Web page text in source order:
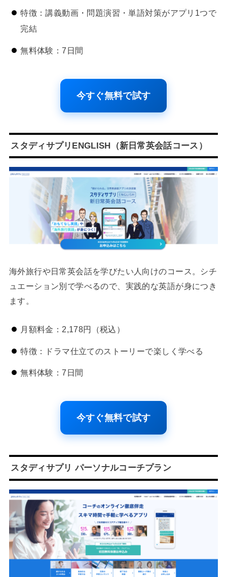
特徴：講義動画・問題演習・単語対策がアプリ1つで
完結
無料体験：7日間
今すぐ無料で試す
スタディサプリENGLISH（新日常英会話コース）
海外旅行や日常英会話を学びたい人向けのコース。シチ
ュエーション別で学べるので、実践的な英語が身につき
ます。
月額料金：2,178円（税込）
特徴：ドラマ仕立てのストーリーで楽しく学べる
無料体験：7日間
今すぐ無料で試す
スタディサプリ パーソナルコーチプラン